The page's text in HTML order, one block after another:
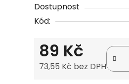
je
0,0
hvězdiček.
Dostupnost
Kód:
89 Kč
73,55 Kč bez DPH